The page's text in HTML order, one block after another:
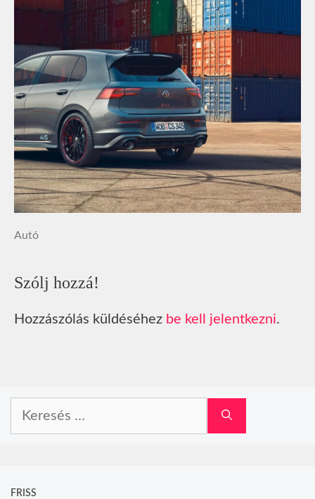
Autó
Szólj hozzá!
Hozzászólás küldéséhez be kell jelentkezni.
FRISS